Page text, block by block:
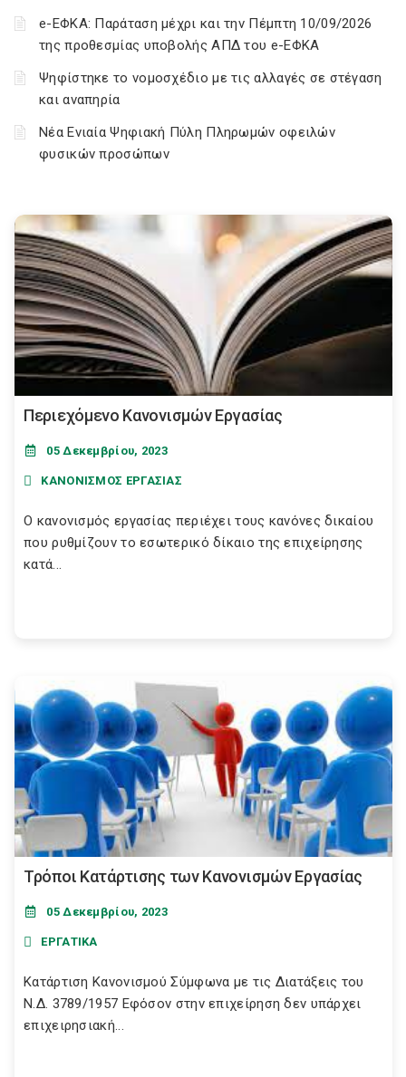
e-ΕΦΚΑ: Παράταση μέχρι και την Πέμπτη 10/09/2026
της προθεσμίας υποβολής ΑΠΔ του e-ΕΦΚΑ
Ψηφίστηκε το νομοσχέδιο με τις αλλαγές σε στέγαση
και αναπηρία
Νέα Ενιαία Ψηφιακή Πύλη Πληρωμών οφειλών
φυσικών προσώπων
Περιεχόμενο Κανονισμών Εργασίας
05 Δεκεμβρίου, 2023
ΚΑΝΟΝΙΣΜΟΣ ΕΡΓΑΣΙΑΣ
Ο κανονισμός εργασίας περιέχει τους κανόνες δικαίου
που ρυθμίζουν το εσωτερικό δίκαιο της επιχείρησης
κατά...
Τρόποι Κατάρτισης των Κανονισμών Εργασίας
05 Δεκεμβρίου, 2023
ΕΡΓΑΤΙΚΑ
Κατάρτιση Κανονισμού Σύμφωνα με τις Διατάξεις του
Ν.Δ. 3789/1957 Εφόσον στην επιχείρηση δεν υπάρχει
επιχειρησιακή...